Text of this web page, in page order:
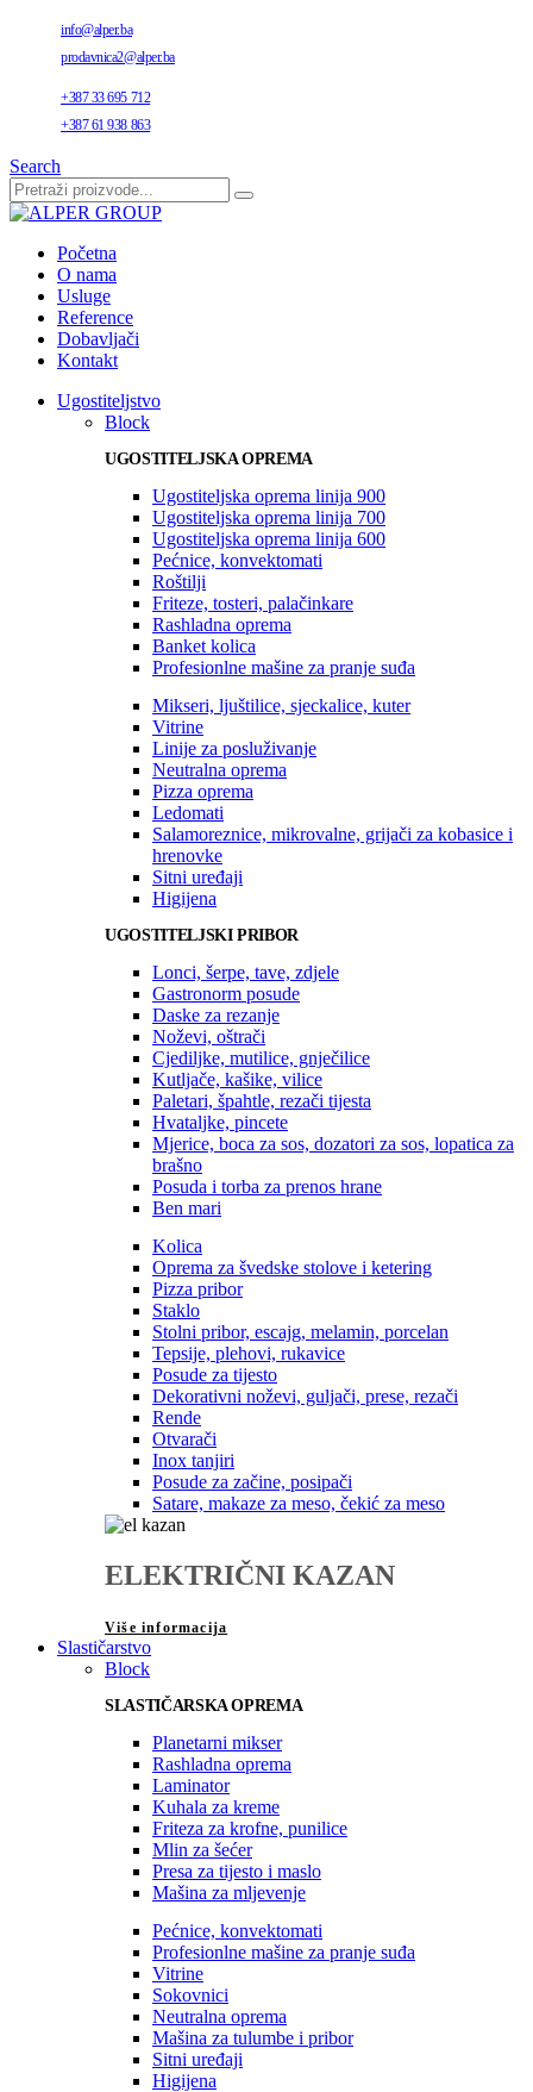
info@alper.ba
prodavnica2@alper.ba
+387 33 695 712
+387 61 938 863
Search
Početna
O nama
Usluge
Reference
Dobavljači
Kontakt
Ugostiteljstvo
Block
UGOSTITELJSKA OPREMA
Ugostiteljska oprema linija 900
Ugostiteljska oprema linija 700
Ugostiteljska oprema linija 600
Pećnice, konvektomati
Roštilji
Friteze, tosteri, palačinkare
Rashladna oprema
Banket kolica
Profesionlne mašine za pranje suđa
Mikseri, ljuštilice, sjeckalice, kuter
Vitrine
Linije za posluživanje
Neutralna oprema
Pizza oprema
Ledomati
Salamoreznice, mikrovalne, grijači za kobasice i
hrenovke
Sitni uređaji
Higijena
UGOSTITELJSKI PRIBOR
Lonci, šerpe, tave, zdjele
Gastronorm posude
Daske za rezanje
Noževi, oštrači
Cjediljke, mutilice, gnječilice
Kutljače, kašike, vilice
Paletari, špahtle, rezači tijesta
Hvataljke, pincete
Mjerice, boca za sos, dozatori za sos, lopatica za
brašno
Posuda i torba za prenos hrane
Ben mari
Kolica
Oprema za švedske stolove i ketering
Pizza pribor
Staklo
Stolni pribor, escajg, melamin, porcelan
Tepsije, plehovi, rukavice
Posude za tijesto
Dekorativni noževi, guljači, prese, rezači
Rende
Otvarači
Inox tanjiri
Posude za začine, posipači
Satare, makaze za meso, čekić za meso
ELEKTRIČNI KAZAN
Više informacija
Slastičarstvo
Block
SLASTIČARSKA OPREMA
Planetarni mikser
Rashladna oprema
Laminator
Kuhala za kreme
Friteza za krofne, punilice
Mlin za šećer
Presa za tijesto i maslo
Mašina za mljevenje
Pećnice, konvektomati
Profesionlne mašine za pranje suđa
Vitrine
Sokovnici
Neutralna oprema
Mašina za tulumbe i pribor
Sitni uređaji
Higijena